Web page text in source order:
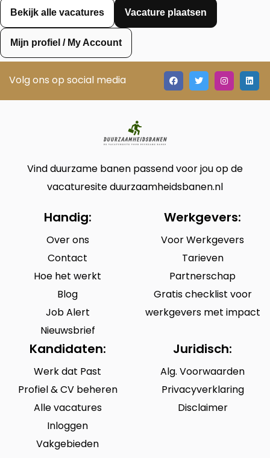
Bekijk alle vacatures Vacature plaatsen
Mijn profiel / My Account
Volg ons op social media
Vind duurzame banen passend voor jou op de
vacaturesite duurzaamheidsbanen.nl
Handig:
Over ons
Contact
Hoe het werkt
Blog
Job Alert
Nieuwsbrief
Werkgevers:
Voor Werkgevers
Tarieven
Partnerschap
Gratis checklist voor
werkgevers met impact
Kandidaten:
Werk dat Past
Profiel & CV beheren
Alle vacatures
Inloggen
Vakgebieden
Juridisch:
Alg. Voorwaarden
Privacyverklaring
Disclaimer